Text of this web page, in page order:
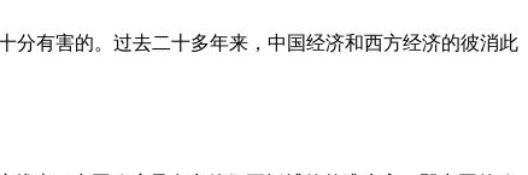
分有害的。过去二十多年来，中国经济和西方经济的彼消此